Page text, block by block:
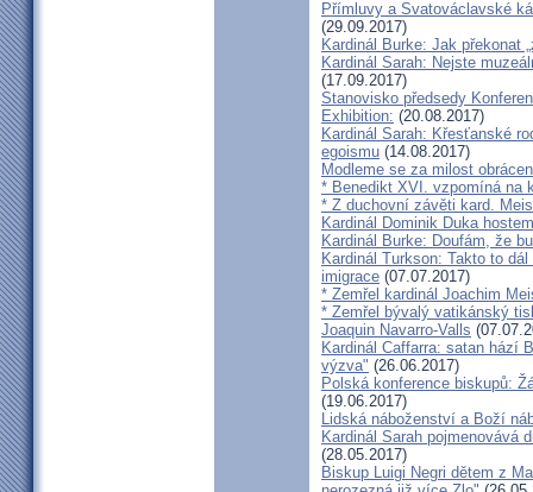
Přímluvy a Svatováclavské
(29.09.2017)
Kardinál Burke: Jak překonat
Kardinál Sarah: Nejste
(17.09.2017)
Stanovisko předsedy
Exhibition: (20.08.2017)
Kardinál Sarah: Křesťanské
egoismu (14.08.2017)
Modleme se za milost
* Benedikt XVI. vzpomíná na
* Z duchovní závěti kard.
Kardinál Dominik Duka
Kardinál Burke: Doufám, že
Kardinál Turkson: Takto to
imigrace (07.07.2017)
* Zemřel kardinál Joachim
* Zemřel bývalý vatikánský
Joaquin Navarro-Valls
Kardinál Caffarra: satan hází
výzva" (26.06.2017)
Polská konference biskupů:
(19.06.2017)
Lidská náboženství a Boží
Kardinál Sarah pojmenovává
(28.05.2017)
Biskup Luigi Negri dětem z